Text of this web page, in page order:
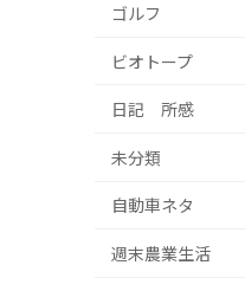
ゴルフ
ビオトープ
日記 所感
未分類
自動車ネタ
週末農業生活